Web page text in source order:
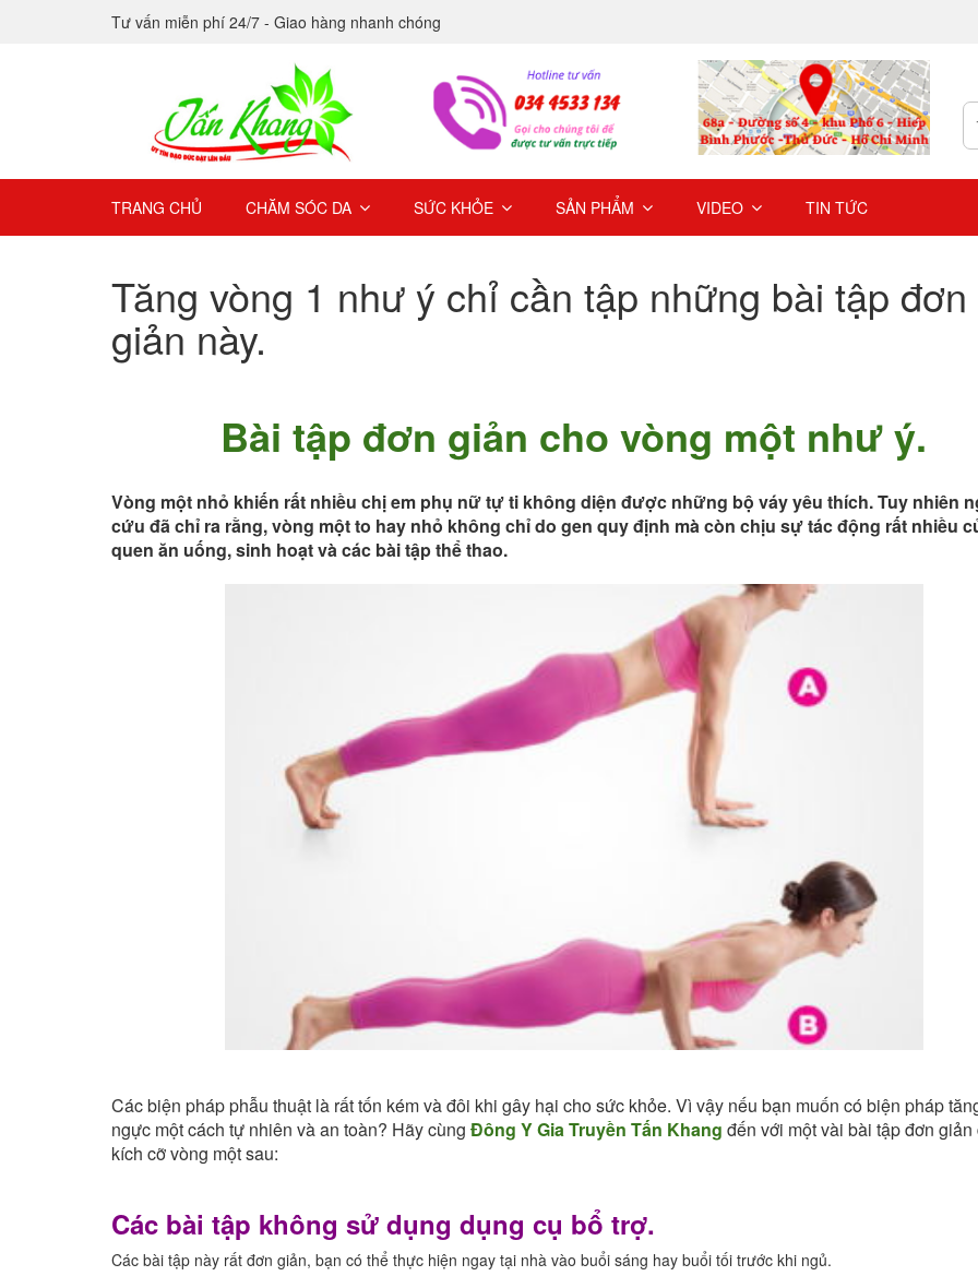
Tư vấn miễn phí 24/7 - Giao hàng nhanh chóng
TRANG CHỦ CHĂM SÓC DA SỨC KHỎE SẢN PHẨM VIDEO TIN TỨC
Tăng vòng 1 như ý chỉ cần tập những bài tập đơn
giản này.
Bài tập đơn giản cho vòng một như ý.
Vòng một nhỏ khiến rất nhiều chị em phụ nữ tự ti không diện được những bộ váy yêu thích. Tuy nhiên
cứu đã chỉ ra rằng, vòng một to hay nhỏ không chỉ do gen quy định mà còn chịu sự tác động rất nhiều
quen ăn uống, sinh hoạt và các bài tập thể thao.
Các biện pháp phẫu thuật là rất tốn kém và đôi khi gây hại cho sức khỏe. Vì vậy nếu bạn muốn có biện pháp
ngực một cách tự nhiên và an toàn? Hãy cùng Đông Y Gia Truyền Tấn Khang đến với một vài bài tập đơn giản
kích cỡ vòng một sau:
Các bài tập không sử dụng dụng cụ bổ trợ.
Các bài tập này rất đơn giản, bạn có thể thực hiện ngay tại nhà vào buổi sáng hay buổi tối trước khi ngủ.